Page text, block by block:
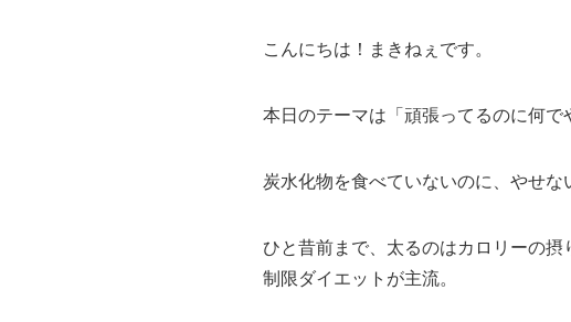
こんにちは！まきねぇです。
本日のテーマは「頑張ってるのに何で
炭水化物を食べていないのに、やせな
ひと昔前まで、太るのはカロリーの
制限ダイエットが主流。